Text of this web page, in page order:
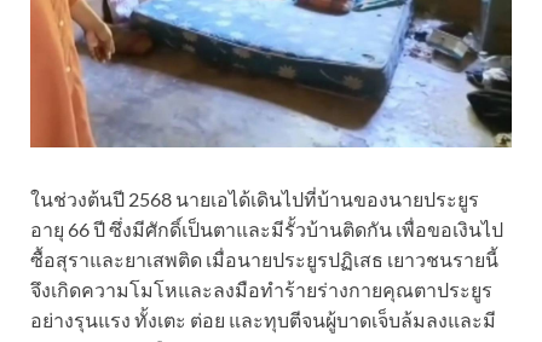
ในช่วงต้นปี 2568 นายเอได้เดินไปที่บ้านของนายประยูร
อายุ 66 ปี ซึ่งมีศักดิ์เป็นตาและมีรั้วบ้านติดกัน เพื่อขอเงินไป
ซื้อสุราและยาเสพติด เมื่อนายประยูรปฏิเสธ เยาวชนรายนี้
จึงเกิดความโมโหและลงมือทำร้ายร่างกายคุณตาประยูร
อย่างรุนแรง ทั้งเตะ ต่อย และทุบตีจนผู้บาดเจ็บล้มลงและมี